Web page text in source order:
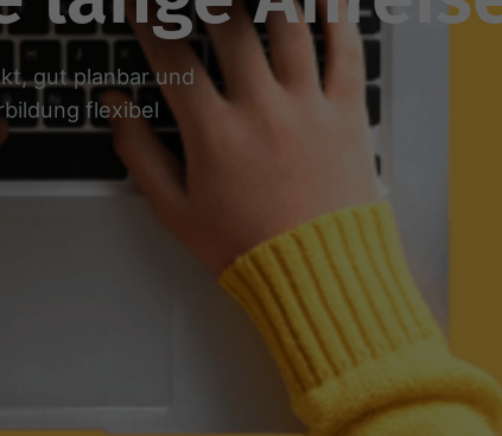
gut planbar und
flexibel